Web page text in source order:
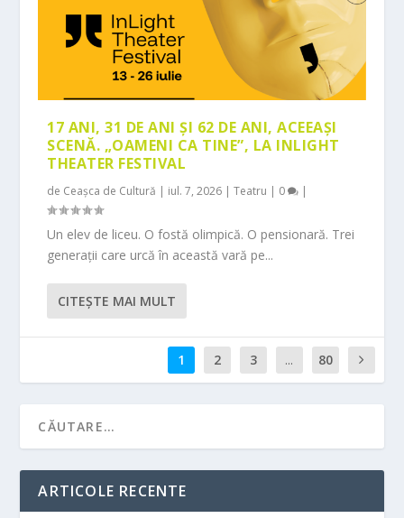
17 ANI, 31 DE ANI ȘI 62 DE ANI, ACEEAȘI
SCENĂ. „OAMENI CA TINE”, LA INLIGHT
THEATER FESTIVAL
de Ceașca de Cultură | iul. 7, 2026 |Teatru | 0 |
Un elev de liceu. O fostă olimpică. O pensionară. Trei
generații care urcă în această vară pe...
CITEŞTE MAI MULT
1 2 3 ... 80
ARTICOLE RECENTE